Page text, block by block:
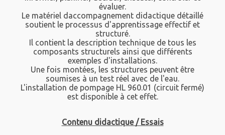
évaluer.
Le matériel daccompagnement didactique détaillé
soutient le processus d'apprentissage effectif et
structuré.
Il contient la description technique de tous les
composants structurels ainsi que différents
exemples d'installations.
Une fois montées, les structures peuvent être
soumises à un test réel avec de l'eau.
L'installation de pompage HL 960.01 (circuit fermé)
est disponible à cet effet.
Contenu didactique / Essais